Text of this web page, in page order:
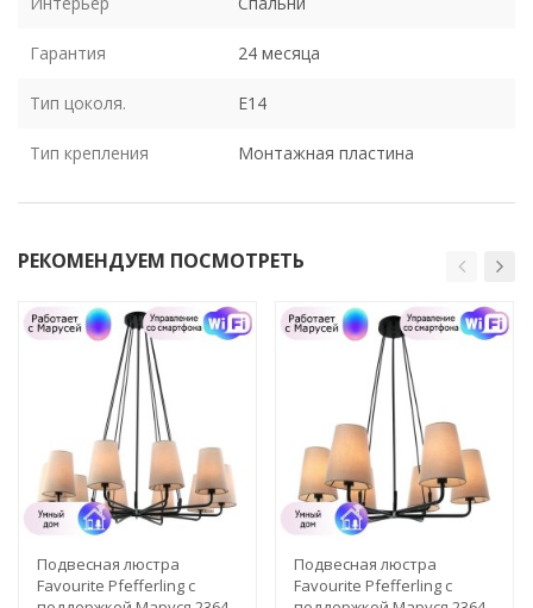
Гарантия 24 месяца
Тип цоколя. E14
Тип крепления Монтажная пластина
РЕКОМЕНДУЕМ ПОСМОТРЕТЬ
Подвесная люстра
Favourite Pfefferling с
Подвесная люстра
Favourite Pfefferling с